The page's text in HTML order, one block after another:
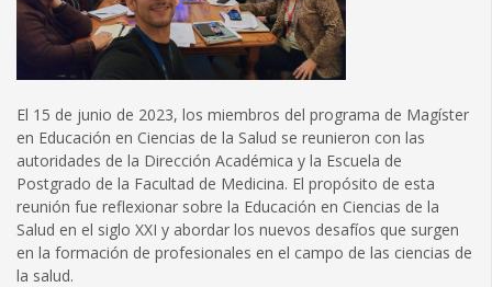
El 15 de junio de 2023, los miembros del programa de Magíster
en Educación en Ciencias de la Salud se reunieron con las
autoridades de la Dirección Académica y la Escuela de
Postgrado de la Facultad de Medicina. El propósito de esta
reunión fue reflexionar sobre la Educación en Ciencias de la
Salud en el siglo XXI y abordar los nuevos desafíos que surgen
en la formación de profesionales en el campo de las ciencias de
la salud.